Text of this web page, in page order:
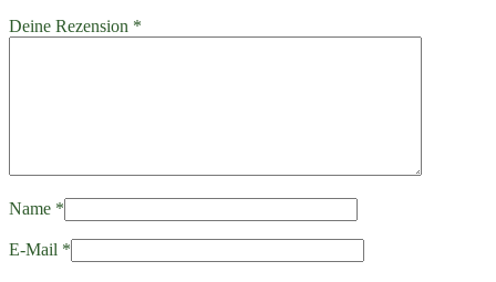
Deine Rezension *
Name *
E-Mail *